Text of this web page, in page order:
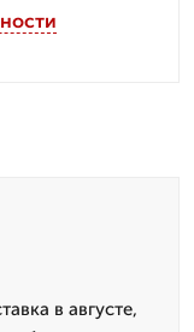
в августе,